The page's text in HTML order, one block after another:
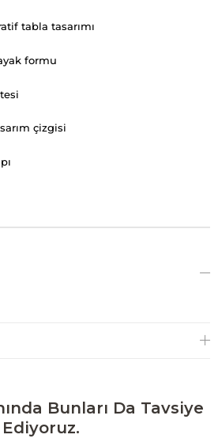
tabla tasarımı
formu
çizgisi
Bunları Da Tavsiye
Ediyoruz.